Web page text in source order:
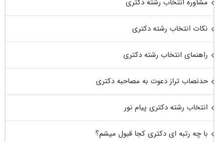
مشاوره انتخاب رشته دکتری
نکات انتخاب رشته دکتری
راهنمای انتخاب رشته دکتری
حدنصاب تراز دعوت به مصاحبه دکتری
انتخاب رشته دکتری پیام نور
با چه رتبه ای دکتری کجا قبول میشم؟